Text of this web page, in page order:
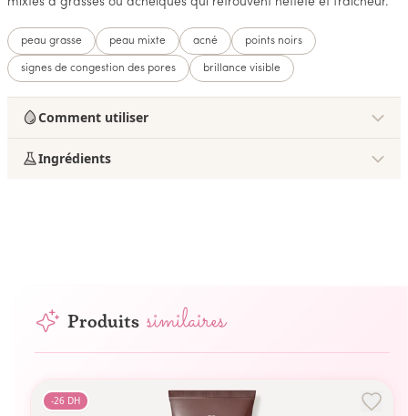
peau grasse peau mixte acné points noirs
signes de congestion des pores brillance visible
Comment utiliser
Ingrédients
Produits similaires
-26DH